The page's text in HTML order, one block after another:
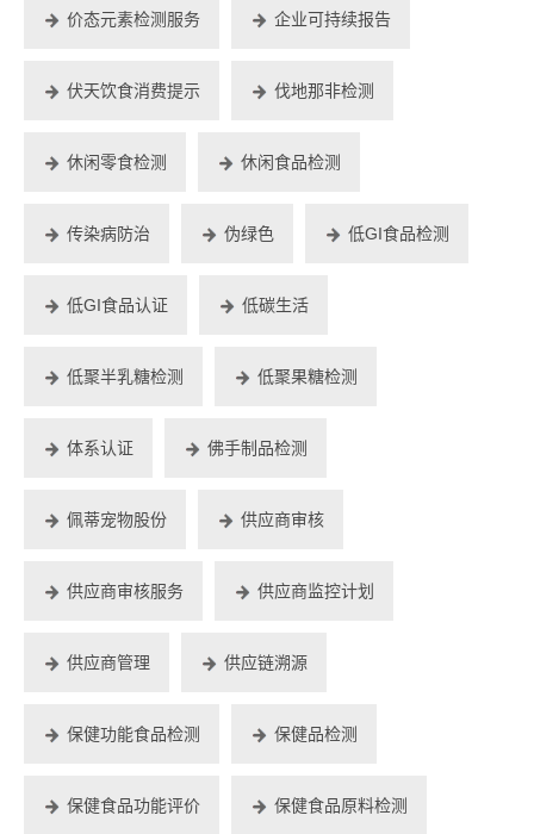
价态元素检测服务 企业可持续报告
伏天饮食消费提示 伐地那非检测
休闲零食检测 休闲食品检测
传染病防治 伪绿色 低GI食品检测
低GI食品认证 低碳生活
低聚半乳糖检测 低聚果糖检测
体系认证 佛手制品检测
佩蒂宠物股份 供应商审核
供应商审核服务 供应商监控计划
供应商管理 供应链溯源
保健功能食品检测 保健品检测
保健食品功能评价 保健食品原料检测